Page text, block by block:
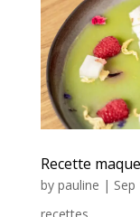
Recette
by pauline | Sep